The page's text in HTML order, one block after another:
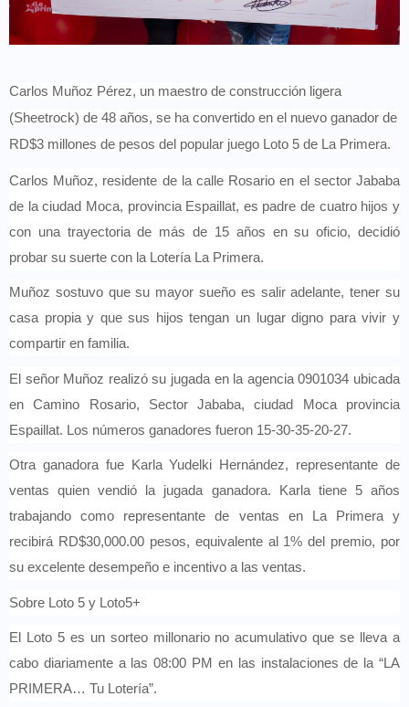
Carlos Muñoz Pérez, un maestro de construcción ligera
(Sheetrock) de 48 años, se ha convertido en el nuevo ganador de
RD$3 millones de pesos del popular juego Loto 5 de La Primera.
Carlos Muñoz, residente de la calle Rosario en el sector Jababa
de la ciudad Moca, provincia Espaillat, es padre de cuatro hijos y
con una trayectoria de más de 15 años en su oficio, decidió
probar su suerte con la Lotería La Primera.
Muñoz sostuvo que su mayor sueño es salir adelante, tener su
casa propia y que sus hijos tengan un lugar digno para vivir y
compartir en familia.
El señor Muñoz realizó su jugada en la agencia 0901034 ubicada
en Camino Rosario, Sector Jababa, ciudad Moca provincia
Espaillat. Los números ganadores fueron 15-30-35-20-27.
Otra ganadora fue Karla Yudelki Hernández, representante de
ventas quien vendió la jugada ganadora. Karla tiene 5 años
trabajando como representante de ventas en La Primera y
recibirá RD$30,000.00 pesos, equivalente al 1% del premio, por
su excelente desempeño e incentivo a las ventas.
Sobre Loto 5 y Loto5+
El Loto 5 es un sorteo millonario no acumulativo que se lleva a
cabo diariamente a las 08:00 PM en las instalaciones de la “LA
PRIMERA… Tu Lotería”.